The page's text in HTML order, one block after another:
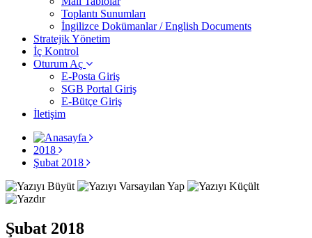
Toplantı Sunumları
İngilizce Dokümanlar / English Documents
Stratejik Yönetim
İç Kontrol
Oturum Aç
E-Posta Giriş
SGB Portal Giriş
E-Bütçe Giriş
İletişim
2018
Şubat 2018
Şubat 2018